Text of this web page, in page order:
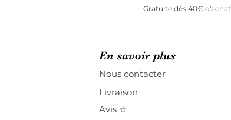
Gratuite dès 40€ d'achat
En savoir plus
Nous contacter
Livraison
Avis ☆